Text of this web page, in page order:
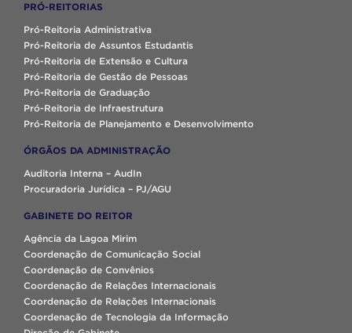
PRÓ-REITORIAS
Pró-Reitoria Administrativa
Pró-Reitoria de Assuntos Estudantis
Pró-Reitoria de Extensão e Cultura
Pró-Reitoria de Gestão de Pessoas
Pró-Reitoria de Graduação
Pró-Reitoria de Infraestrutura
Pró-Reitoria de Planejamento e Desenvolvimento
ÓRGÃOS DA ADMINISTRAÇÃO
Auditoria Interna – AudIn
Procuradoria Jurídica – PJ/AGU
GABINETE DO REITOR
Agência da Lagoa Mirim
Coordenação de Comunicação Social
Coordenação de Convênios
Coordenação de Relações Internacionais
Coordenação de Relações Internacionais
Coordenação de Tecnologia da Informação